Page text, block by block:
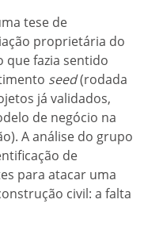
tese de
proprietária do
fazia sentido
seed(rodada
já validados,
de negócio na
A análise do grupo
de
para atacar uma
civil: a falta